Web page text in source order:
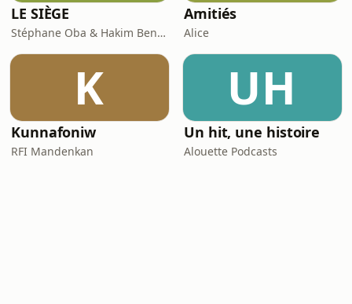
LE SIÈGE
Stéphane Oba & Hakim Benbadra
Amitiés
Alice
K
Kunnafoniw
RFI Mandenkan
UH
Un hit, une histoire
Alouette Podcasts